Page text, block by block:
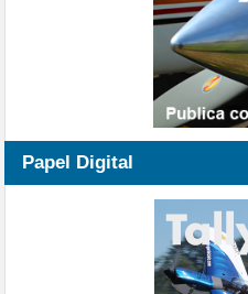
Papel Digital